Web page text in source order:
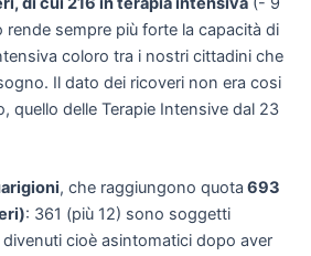
rende sempre più forte la capacità di
coloro tra i nostri cittadini che
Il dato dei ricoveri non era cosi
quello delle Terapie Intensive dal 23
, che raggiungono quota 693
: 361 (più 12) sono soggetti
divenuti cioè asintomatici dopo aver